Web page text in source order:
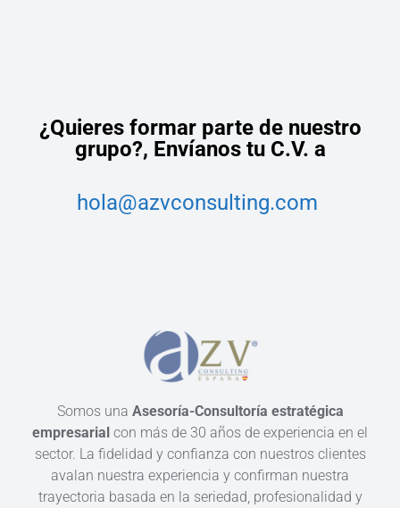
¿Quieres formar parte de nuestro
grupo?, Envíanos tu C.V. a
hola@azvconsulting.com
Somos una Asesoría-Consultoría estratégica
empresarial con más de 30 años de experiencia en el
sector. La fidelidad y confianza con nuestros clientes
avalan nuestra experiencia y confirman nuestra
trayectoria basada en la seriedad, profesionalidad y